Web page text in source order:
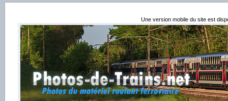
Une version mobile du site est